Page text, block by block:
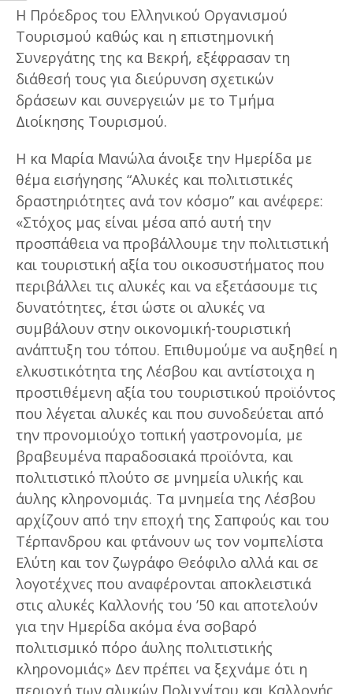
Η Πρόεδρος του Ελληνικού Οργανισμού
Τουρισμού καθώς και η επιστημονική
Συνεργάτης της κα Βεκρή, εξέφρασαν τη
διάθεσή τους για διεύρυνση σχετικών
δράσεων και συνεργειών με το Τμήμα
Διοίκησης Τουρισμού.
Η κα Μαρία Μανώλα άνοιξε την Ημερίδα με
θέμα εισήγησης “Αλυκές και πολιτιστικές
δραστηριότητες ανά τον κόσμο” και ανέφερε:
«Στόχος μας είναι μέσα από αυτή την
προσπάθεια να προβάλλουμε την πολιτιστική
και τουριστική αξία του οικοσυστήματος που
περιβάλλει τις αλυκές και να εξετάσουμε τις
δυνατότητες, έτσι ώστε οι αλυκές να
συμβάλουν στην οικονομική-τουριστική
ανάπτυξη του τόπου. Επιθυμούμε να αυξηθεί η
ελκυστικότητα της Λέσβου και αντίστοιχα η
προστιθέμενη αξία του τουριστικού προϊόντος
που λέγεται αλυκές και που συνοδεύεται από
την προνομιούχο τοπική γαστρονομία, με
βραβευμένα παραδοσιακά προϊόντα, και
πολιτιστικό πλούτο σε μνημεία υλικής και
άυλης κληρονομιάς. Τα μνημεία της Λέσβου
αρχίζουν από την εποχή της Σαπφούς και του
Τέρπανδρου και φτάνουν ως τον νομπελίστα
Ελύτη και τον ζωγράφο Θεόφιλο αλλά και σε
λογοτέχνες που αναφέρονται αποκλειστικά
στις αλυκές Καλλονής του ’50 και αποτελούν
για την Ημερίδα ακόμα ένα σοβαρό
πολιτισμικό πόρο άυλης πολιτιστικής
κληρονομιάς» Δεν πρέπει να ξεχνάμε ότι η
περιοχή των αλυκών Πολιχνίτου και Καλλονής